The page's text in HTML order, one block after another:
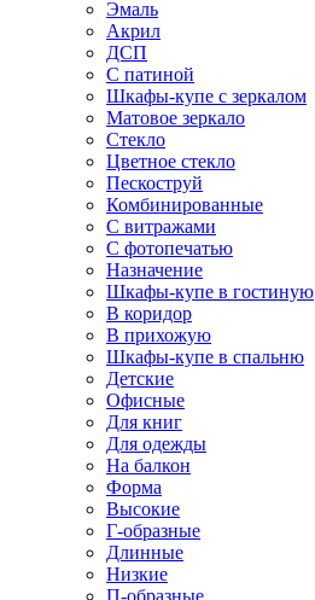
Эмаль
Акрил
ДСП
С патиной
Шкафы-купе с зеркалом
Матовое зеркало
Стекло
Цветное стекло
Пескоструй
Комбинированные
С витражами
С фотопечатью
Назначение
Шкафы-купе в гостиную
В коридор
В прихожую
Шкафы-купе в спальню
Детские
Офисные
Для книг
Для одежды
На балкон
Форма
Высокие
Г-образные
Длинные
Низкие
П-образные